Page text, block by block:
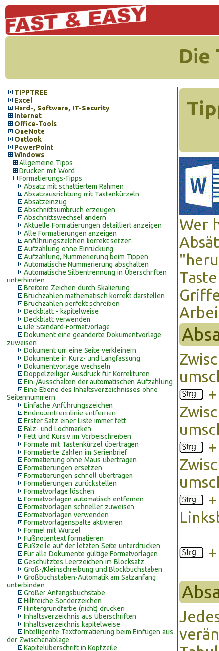
Die
TIPPTREE
Excel
Hard-, Software, IT-Security
Internet
Office-Tools
OneNote
Outlook
PowerPoint
Windows
Allgemeine Tipps
Drucken mit Word
Formatierungs-Tipps
Absatz mit schattiertem Rahmen
Absatzausrichtung mit Tastenkürzeln
Absatzeinzug
Abschnittsumbruch erzeugen
Abschnittswechsel ändern
Aktuelle Formatierungen detailliert anzeigen
Alle Formatierungen anzeigen
Anführungszeichen korrekt setzen
Aufzählung ohne Einrückung
Aufzählung, Nummerierung beim Tippen
Automatische Nummerierung abschalten
Automatische Silbentrennung in Überschriften
unterbinden
Breitere Zeichen durch Skalierung
Bruchzahlen mathematisch korrekt darstellen
Bruchzahlen perfekt schreiben
Deckblatt - kapitelweise
Deckblatt verwenden
Die Standard-Formatvorlage
Dokument eine geänderte Dokumentvorlage
zuweisen
Dokument um eine Seite verkleinern
Dokumente in Kurz- und Langfassung
Dokumentvorlage wechseln
Doppelzeiliger Ausdruck für Korrekturen
Ein-/Ausschalten der automatischen Aufzählung
Eine Ebene des Inhaltsverzeichnisses ohne
Seitennummern
Einfache Anführungszeichen
Endnotentrennlinie entfernen
Erster Satz einer Liste immer fett
Falz- und Lochmarken
Fett und Kursiv im Vorbeischreiben
Formate mit Tastenkürzel übertragen
Formatierte Zahlen im Serienbrief
Formatierung ohne Maus übertragen
Formatierungen ersetzen
Formatierungen schnell übertragen
Formatierungen zurückstellen
Formatvorlage löschen
Formatvorlagen automatisch entfernen
Formatvorlagen schneller zuweisen
Formatvorlagen verwenden
Formatvorlagenspalte aktivieren
Formel mit Wurzel
Fußnotentext formatieren
Fußzeile auf der letzten Seite unterdrücken
Für alle Dokumente gültige Formatvorlagen
Geschütztes Leerzeichen im Blocksatz
Groß-/Kleinschreibung und Blockbuchstaben
Großbuchstaben-Automatik am Satzanfang
unterbinden
Großer Anfangsbuchstabe
Hilfreiche Sonderzeichen
Hintergrundfarbe (nicht) drucken
Inhaltsverzeichnis aus Überschriften
Inhaltsverzeichnis kapitelweise
Intelligente Textformatierung beim Einfügen aus
der Zwischenablage
Kapitelüberschrift in Kopfzeile
Wer